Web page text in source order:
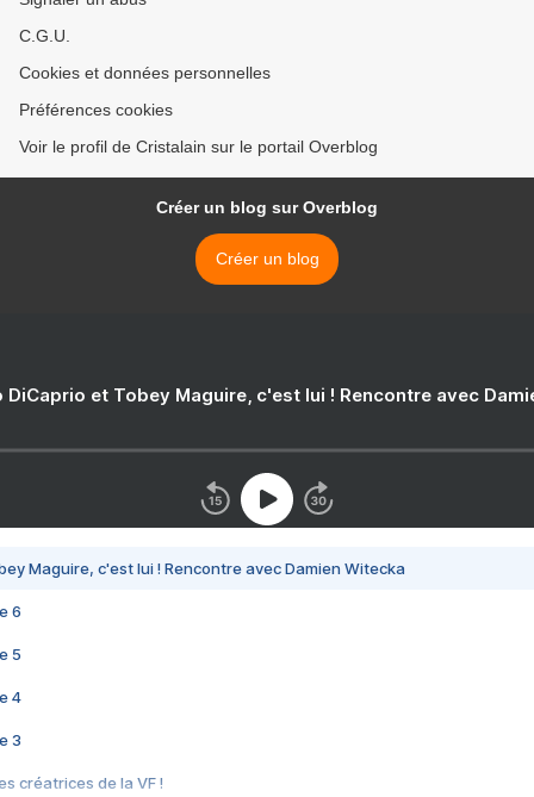
C.G.U.
Cookies et données personnelles
Préférences cookies
Voir le profil de Cristalain sur le portail Overblog
Créer un blog sur Overblog
Créer un blog
DiCaprio et Tobey Maguire, c'est lui ! Rencontre avec
Maguire, c'est lui ! Rencontre avec Damien Witecka
6
5
4
3
créatrices de la VF !